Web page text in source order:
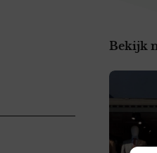
Bekijk